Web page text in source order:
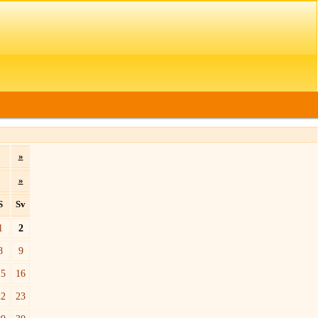
»
»
Sv
2
9
16
23